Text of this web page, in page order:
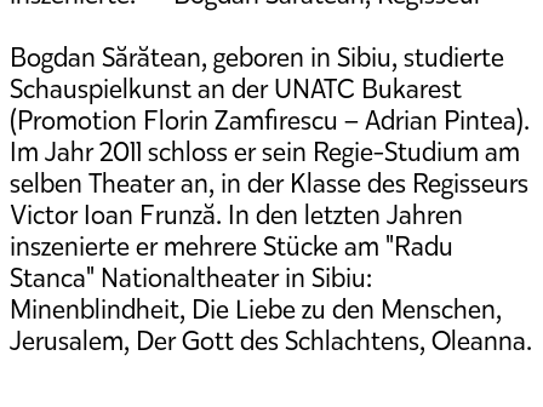
Bogdan Sărătean, geboren in Sibiu, studierte
Schauspielkunst an der UNATC Bukarest
(Promotion Florin Zamfirescu – Adrian Pintea).
Im Jahr 2011 schloss er sein Regie-Studium am
selben Theater an, in der Klasse des Regisseurs
Victor Ioan Frunză. In den letzten Jahren
inszenierte er mehrere Stücke am "Radu
Stanca" Nationaltheater in Sibiu:
Minenblindheit, Die Liebe zu den Menschen,
Jerusalem, Der Gott des Schlachtens, Oleanna.